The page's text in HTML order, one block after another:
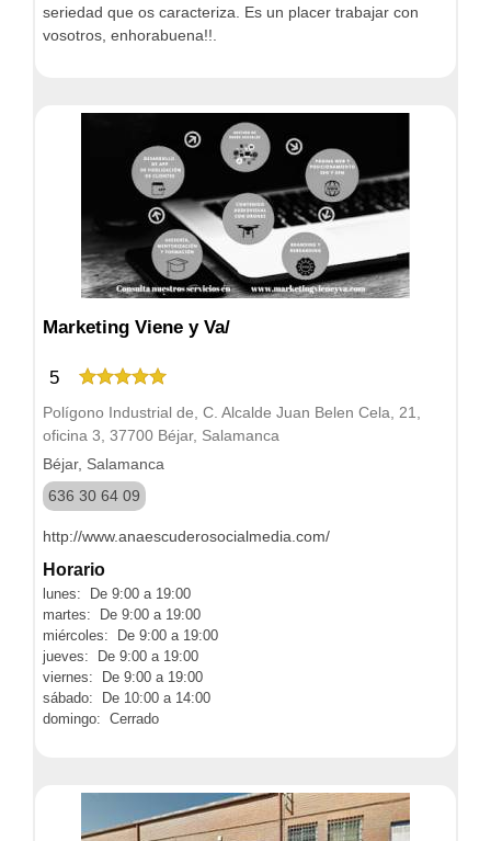
seriedad que os caracteriza. Es un placer trabajar con
vosotros, enhorabuena!!.
Marketing Viene y Va/
5
Polígono Industrial de, C. Alcalde Juan Belen Cela, 21,
oficina 3, 37700 Béjar, Salamanca
Béjar, Salamanca
636 30 64 09
http://www.anaescuderosocialmedia.com/
Horario
lunes: De 9:00 a 19:00
martes: De 9:00 a 19:00
miércoles: De 9:00 a 19:00
jueves: De 9:00 a 19:00
viernes: De 9:00 a 19:00
sábado: De 10:00 a 14:00
domingo: Cerrado